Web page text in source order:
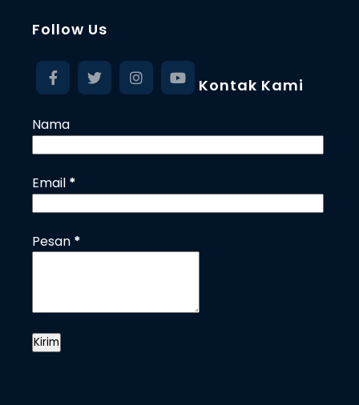
Follow Us
Kontak Kami
Nama
Email *
Pesan *